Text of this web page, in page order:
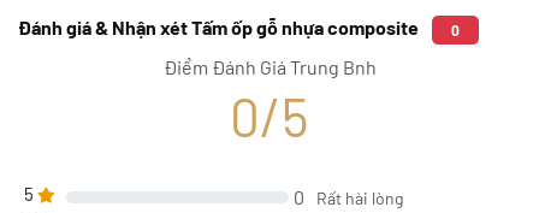
Đánh giá & Nhận xét Tấm ốp gỗ nhựa composite 0
Điểm Đánh Giá Trung Bnh
0/5
5 0 Rất hài lòng